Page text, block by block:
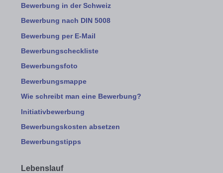
Bewerbung in der Schweiz
Bewerbung nach DIN 5008
Bewerbung per E-Mail
Bewerbungscheckliste
Bewerbungsfoto
Bewerbungsmappe
Wie schreibt man eine Bewerbung?
Initiativbewerbung
Bewerbungskosten absetzen
Bewerbungstipps
Lebenslauf